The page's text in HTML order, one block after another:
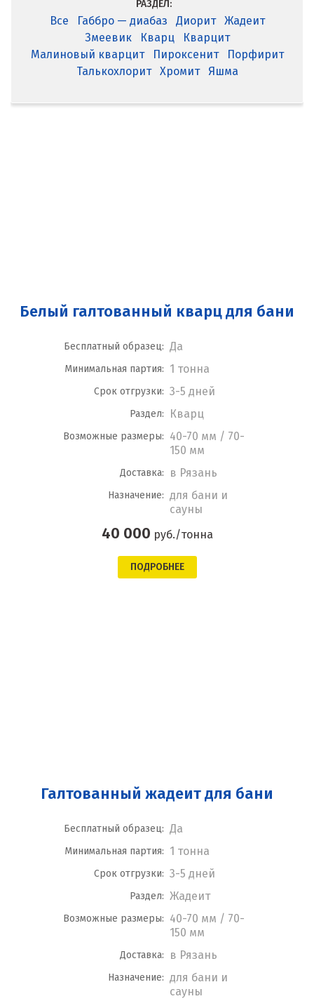
РАЗДЕЛ:
Все Габбро — диабаз Диорит
Жадеит
Змеевик
Кварц
Кварцит
Малиновый кварцит
Пироксенит
Порфирит
Талькохлорит
Хромит Яшма
Белый галтованный кварц для бани
Бесплатный образец: Да
Минимальная партия: 1 тонна
Срок отгрузки: 3-5 дней
Раздел: Кварц
Возможные размеры: 40-70 мм / 70-
150 мм
Доставка: в Рязань
Назначение: для бани и
сауны
40 000 руб./тонна
ПОДРОБНЕЕ
Галтованный жадеит для бани
Бесплатный образец: Да
Минимальная партия: 1 тонна
Срок отгрузки: 3-5 дней
Раздел: Жадеит
Возможные размеры: 40-70 мм / 70-
150 мм
Доставка: в Рязань
Назначение: для бани и
сауны